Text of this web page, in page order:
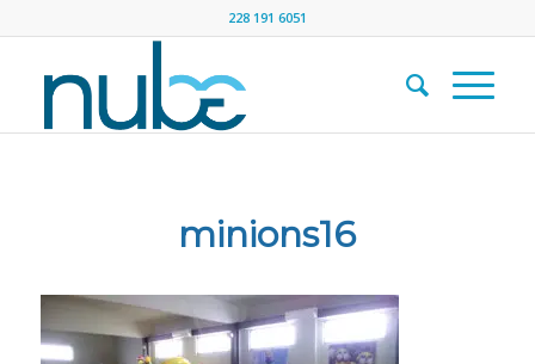
228 191 6051
minions16